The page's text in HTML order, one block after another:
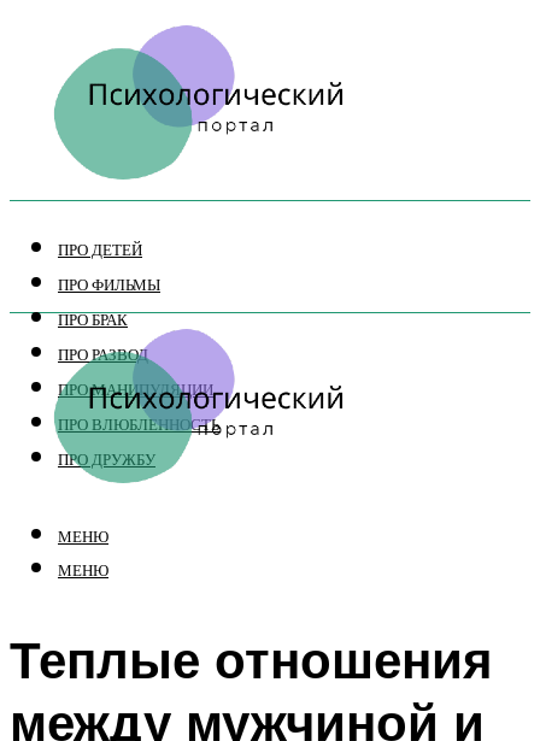
ПРО ДЕТЕЙ
ПРО ФИЛЬМЫ
ПРО БРАК
ПРО РАЗВОД
ПРО МАНИПУЛЯЦИИ
ПРО ВЛЮБЛЕННОСТЬ
ПРО ДРУЖБУ
МЕНЮ
МЕНЮ
Теплые отношения
между мужчиной и